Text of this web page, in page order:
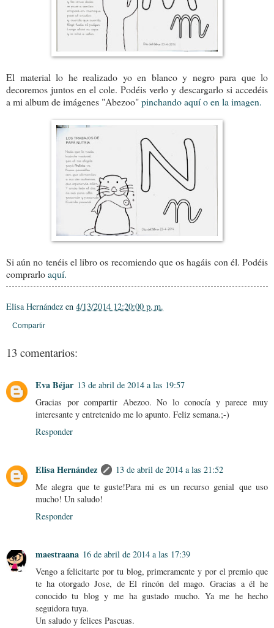
El material lo he realizado yo en blanco y negro para que lo
decoremos juntos en el cole. Podéis verlo y descargarlo si accedéis
a mi album de imágenes "Abezoo"pinchando aquí o en la imagen.
Si aún no tenéis el libro os recomiendo que os hagáis con él. Podéis
comprarloaquí.
Elisa Hernández en 4/13/2014 12:20:00 p. m.
Compartir
13 comentarios:
Eva Béjar 13 de abril de 2014 a las 19:57
Gracias por compartir Abezoo. No lo conocía y parece muy
interesante y entretenido me lo apunto. Feliz semana.;-)
Responder
Elisa Hernández
13 de abril de 2014 a las 21:52
Me alegra que te guste!Para mi es un recurso genial que uso
mucho! Un saludo!
Responder
maestraana 16 de abril de 2014 a las 17:39
Vengo a felicitarte por tu blog, primeramente y por el premio que
te ha otorgado Jose, de El rincón del mago. Gracias a él he
conocido tu blog y me ha gustado mucho. Ya me he hecho
seguidora tuya.
Un saludo y felices Pascuas.